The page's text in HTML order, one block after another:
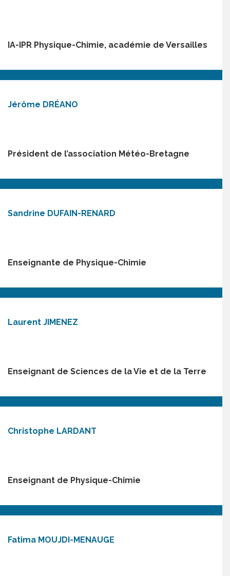
IA-IPR Physique-Chimie, académie de Versailles
Jérôme DRÉANO
Président de l’association Météo-Bretagne
Sandrine DUFAIN-RENARD
Enseignante de Physique-Chimie
Laurent JIMENEZ
Enseignant de Sciences de la Vie et de la Terre
Christophe LARDANT
Enseignant de Physique-Chimie
Fatima MOUJDI-MENAUGE